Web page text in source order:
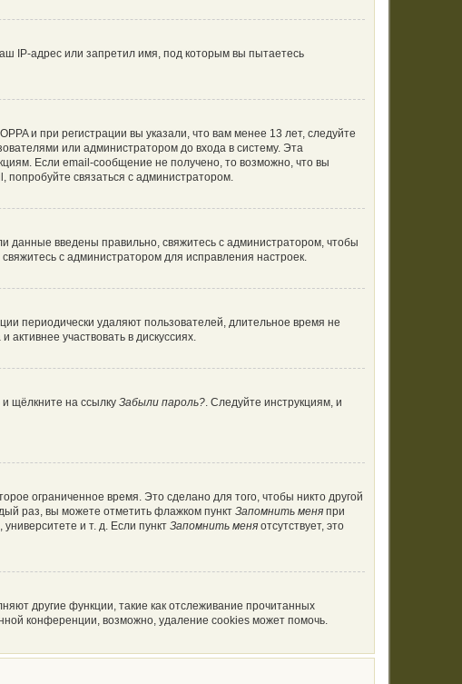
IP-адрес или запретил имя, под которым вы пытаетесь
и при регистрации вы указали, что вам менее 13 лет, следуйте
или администратором до входа в систему. Эта
Если email-сообщение не получено, то возможно, что вы
связаться с администратором.
данные введены правильно, свяжитесь с администратором, чтобы
с администратором для исправления настроек.
периодически удаляют пользователей, длительное время не
участвовать в дискуссиях.
щёлкните на ссылку Забыли пароль?. Следуйте инструкциям, и
ограниченное время. Это сделано для того, чтобы никто другой
раз, вы можете отметить флажком пункт Запомнить меня при
и т. д. Если пункт Запомнить меня отсутствует, это
другие функции, такие как отслеживание прочитанных
конференции, возможно, удаление cookies может помочь.